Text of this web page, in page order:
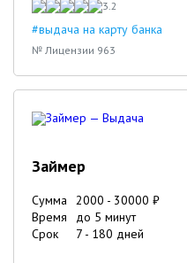
3.2
#выдача на карту банка
№ Лицензии 963
Займер
Сумма 2000 - 30000 ₽
Время
до 5 минут
Срок
7 - 180 дней